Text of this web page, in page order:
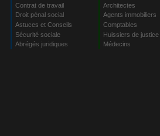
Contrat de travail
Droit pénal social
Astuces et Conseils
Sécurité sociale
Abrégés juridiques
Architectes
Agents immobiliers
Comptables
Huissiers de justice
Médecins